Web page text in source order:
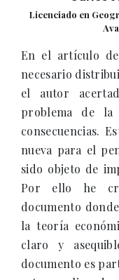
Licenciado en
En el artículo de
necesario
el autor
problema de la
consecuencias.
nueva para el
sido objeto de
Por ello he
documento
la teoría
claro y
documento es